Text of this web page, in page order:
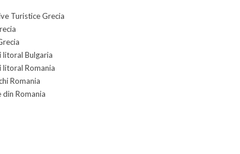
Turistice Grecia
litoral Bulgaria
litoral Romania
Romania
din Romania